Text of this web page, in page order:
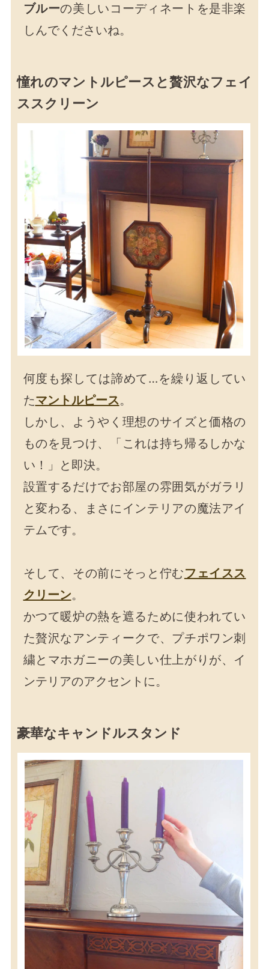
ブルーの美しいコーディネートを是非楽
しんでくださいね。
憧れのマントルピースと贅沢なフェイ
ススクリーン
何度も探しては諦めて…を繰り返してい
たマントルピース。
しかし、ようやく理想のサイズと価格の
ものを見つけ、「これは持ち帰るしかな
い！」と即決。
設置するだけでお部屋の雰囲気がガラリ
と変わる、まさにインテリアの魔法アイ
テムです。
そして、その前にそっと佇むフェイスス
クリーン。
かつて暖炉の熱を遮るために使われてい
た贅沢なアンティークで、プチポワン刺
繍とマホガニーの美しい仕上がりが、イ
ンテリアのアクセントに。
豪華なキャンドルスタンド